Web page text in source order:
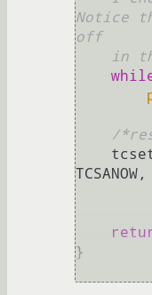
Notice
off
/
}